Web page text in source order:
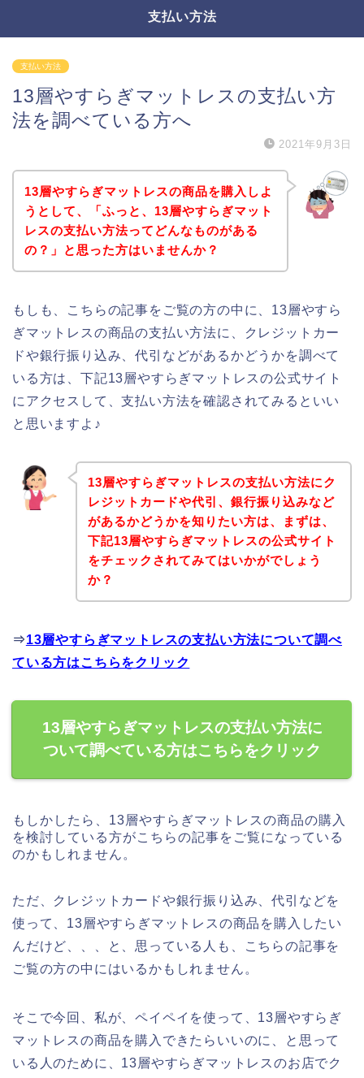
支払い方法
支払い方法
13層やすらぎマットレスの支払い方
法を調べている方へ
2021年9月3日
13層やすらぎマットレスの商品を購入しよ
うとして、「ふっと、13層やすらぎマット
レスの支払い方法ってどんなものがある
の？」と思った方はいませんか？
もしも、こちらの記事をご覧の方の中に、13層やすら
ぎマットレスの商品の支払い方法に、クレジットカー
ドや銀行振り込み、代引などがあるかどうかを調べて
いる方は、下記13層やすらぎマットレスの公式サイト
にアクセスして、支払い方法を確認されてみるといい
と思いますよ♪
13層やすらぎマットレスの支払い方法にク
レジットカードや代引、銀行振り込みなど
があるかどうかを知りたい方は、まずは、
下記13層やすらぎマットレスの公式サイト
をチェックされてみてはいかがでしょう
か？
⇒13層やすらぎマットレスの支払い方法について調べ
ている方はこちらをクリック
13層やすらぎマットレスの支払い方法に
ついて調べている方はこちらをクリック
もしかしたら、13層やすらぎマットレスの商品の購入
を検討している方がこちらの記事をご覧になっている
のかもしれません。
ただ、クレジットカードや銀行振り込み、代引などを
使って、13層やすらぎマットレスの商品を購入したい
んだけど、、、と、思っている人も、こちらの記事を
ご覧の方の中にはいるかもしれません。
そこで今回、私が、ペイペイを使って、13層やすらぎ
マットレスの商品を購入できたらいいのに、と思って
いる人のために、13層やすらぎマットレスのお店でク